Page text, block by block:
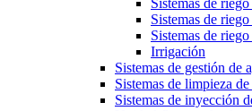
Sistemas de
Sistemas de
Sistemas de
Irrigación
Sistemas de gestión de
Sistemas de limpieza de
Sistemas de inyección